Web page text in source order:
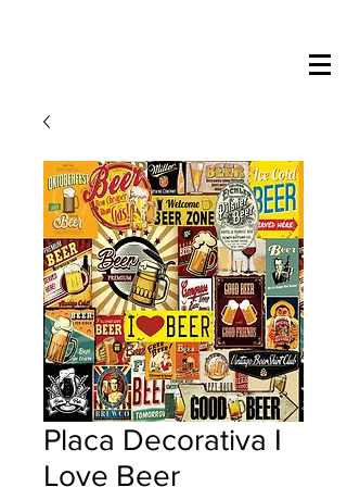
Placa Decorativa I
Love Beer